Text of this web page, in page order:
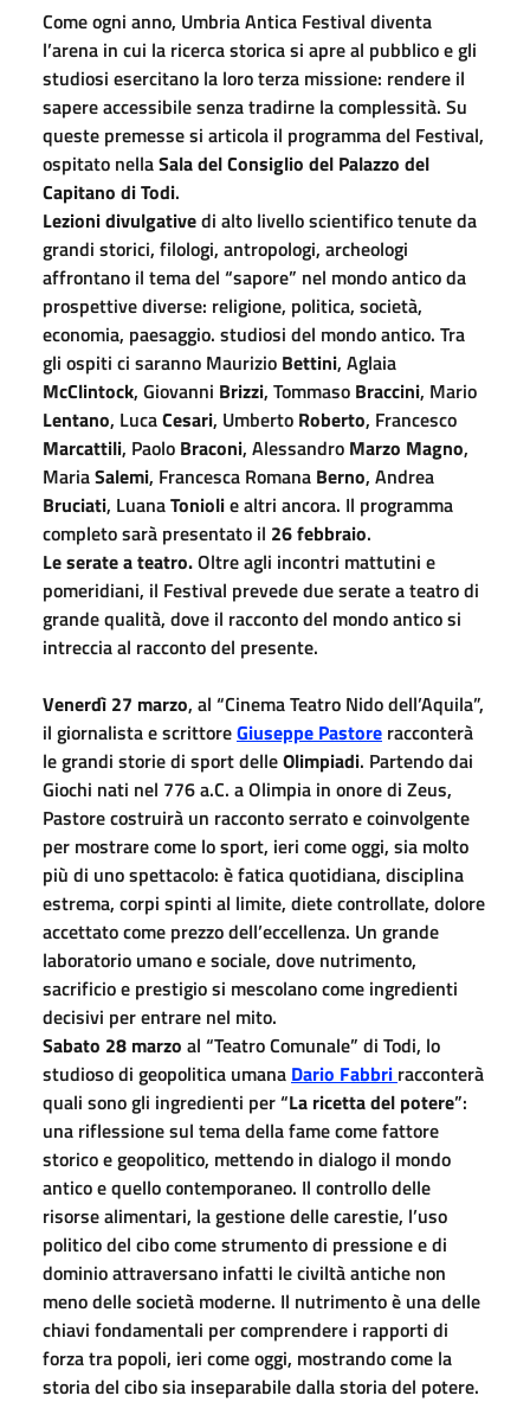
Come ogni anno, Umbria Antica Festival diventa
l’arena in cui la ricerca storica si apre al pubblico e gli
studiosi esercitano la loro terza missione: rendere il
sapere accessibile senza tradirne la complessità. Su
queste premesse si articola il programma del Festival,
ospitato nellaSala del Consiglio del Palazzo del
Capitano di Todi.
Lezioni divulgativedi alto livello scientifico tenute da
grandi storici, filologi, antropologi, archeologi
affrontano il tema del “sapore” nel mondo antico da
prospettive diverse: religione, politica, società,
economia, paesaggio. studiosi del mondo antico. Tra
gli ospiti ci saranno Maurizio Bettini, Aglaia
McClintock, Giovanni Brizzi, Tommaso Braccini, Mario
Lentano, LucaCesari, Umberto Roberto, Francesco
Marcattili, Paolo Braconi, Alessandro Marzo Magno,
MariaSalemi, Francesca Romana Berno, Andrea
Bruciati, LuanaToniolie altri ancora. Il programma
completo sarà presentato il 26 febbraio.
Le serate a teatro.Oltre agli incontri mattutini e
pomeridiani, il Festival prevede due serate a teatro di
grande qualità, dove il racconto del mondo antico si
intreccia al racconto del presente.
Venerdì 27 marzo, al “Cinema Teatro Nido dell’Aquila”,
il giornalista e scrittoreGiuseppe Pastore racconterà
le grandi storie di sport delleOlimpiadi. Partendo dai
Giochi nati nel 776 a.C. a Olimpia in onore di Zeus,
Pastore costruirà un racconto serrato e coinvolgente
per mostrare come lo sport, ieri come oggi, sia molto
più di uno spettacolo: è fatica quotidiana, disciplina
estrema, corpi spinti al limite, diete controllate, dolore
accettato come prezzo dell’eccellenza. Un grande
laboratorio umano e sociale, dove nutrimento,
sacrificio e prestigio si mescolano come ingredienti
decisivi per entrare nel mito.
Sabato 28 marzo al “Teatro Comunale” di Todi, lo
studioso di geopolitica umana Dario Fabbri racconterà
quali sono gli ingredienti per “La ricetta del potere”:
una riflessione sul tema della fame come fattore
storico e geopolitico, mettendo in dialogo il mondo
antico e quello contemporaneo. Il controllo delle
risorse alimentari, la gestione delle carestie, l’uso
politico del cibo come strumento di pressione e di
dominio attraversano infatti le civiltà antiche non
meno delle società moderne. Il nutrimento è una delle
chiavi fondamentali per comprendere i rapporti di
forza tra popoli, ieri come oggi, mostrando come la
storia del cibo sia inseparabile dalla storia del potere.